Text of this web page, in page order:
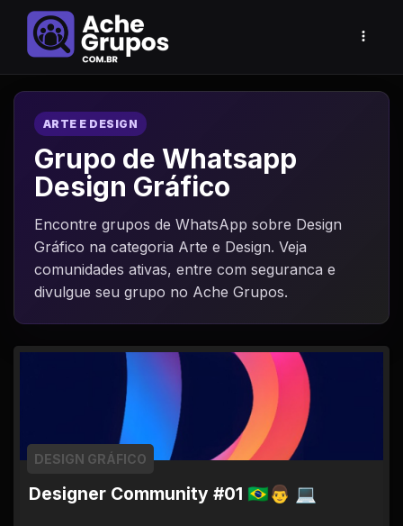
ARTE E DESIGN
Grupo de Whatsapp
Design Gráfico
Encontre grupos de WhatsApp sobre Design
Gráfico na categoria Arte e Design. Veja
comunidades ativas, entre com seguranca e
divulgue seu grupo no Ache Grupos.
Designer Community #01 🇧🇷👨 💻
DESIGN GRÁFICO